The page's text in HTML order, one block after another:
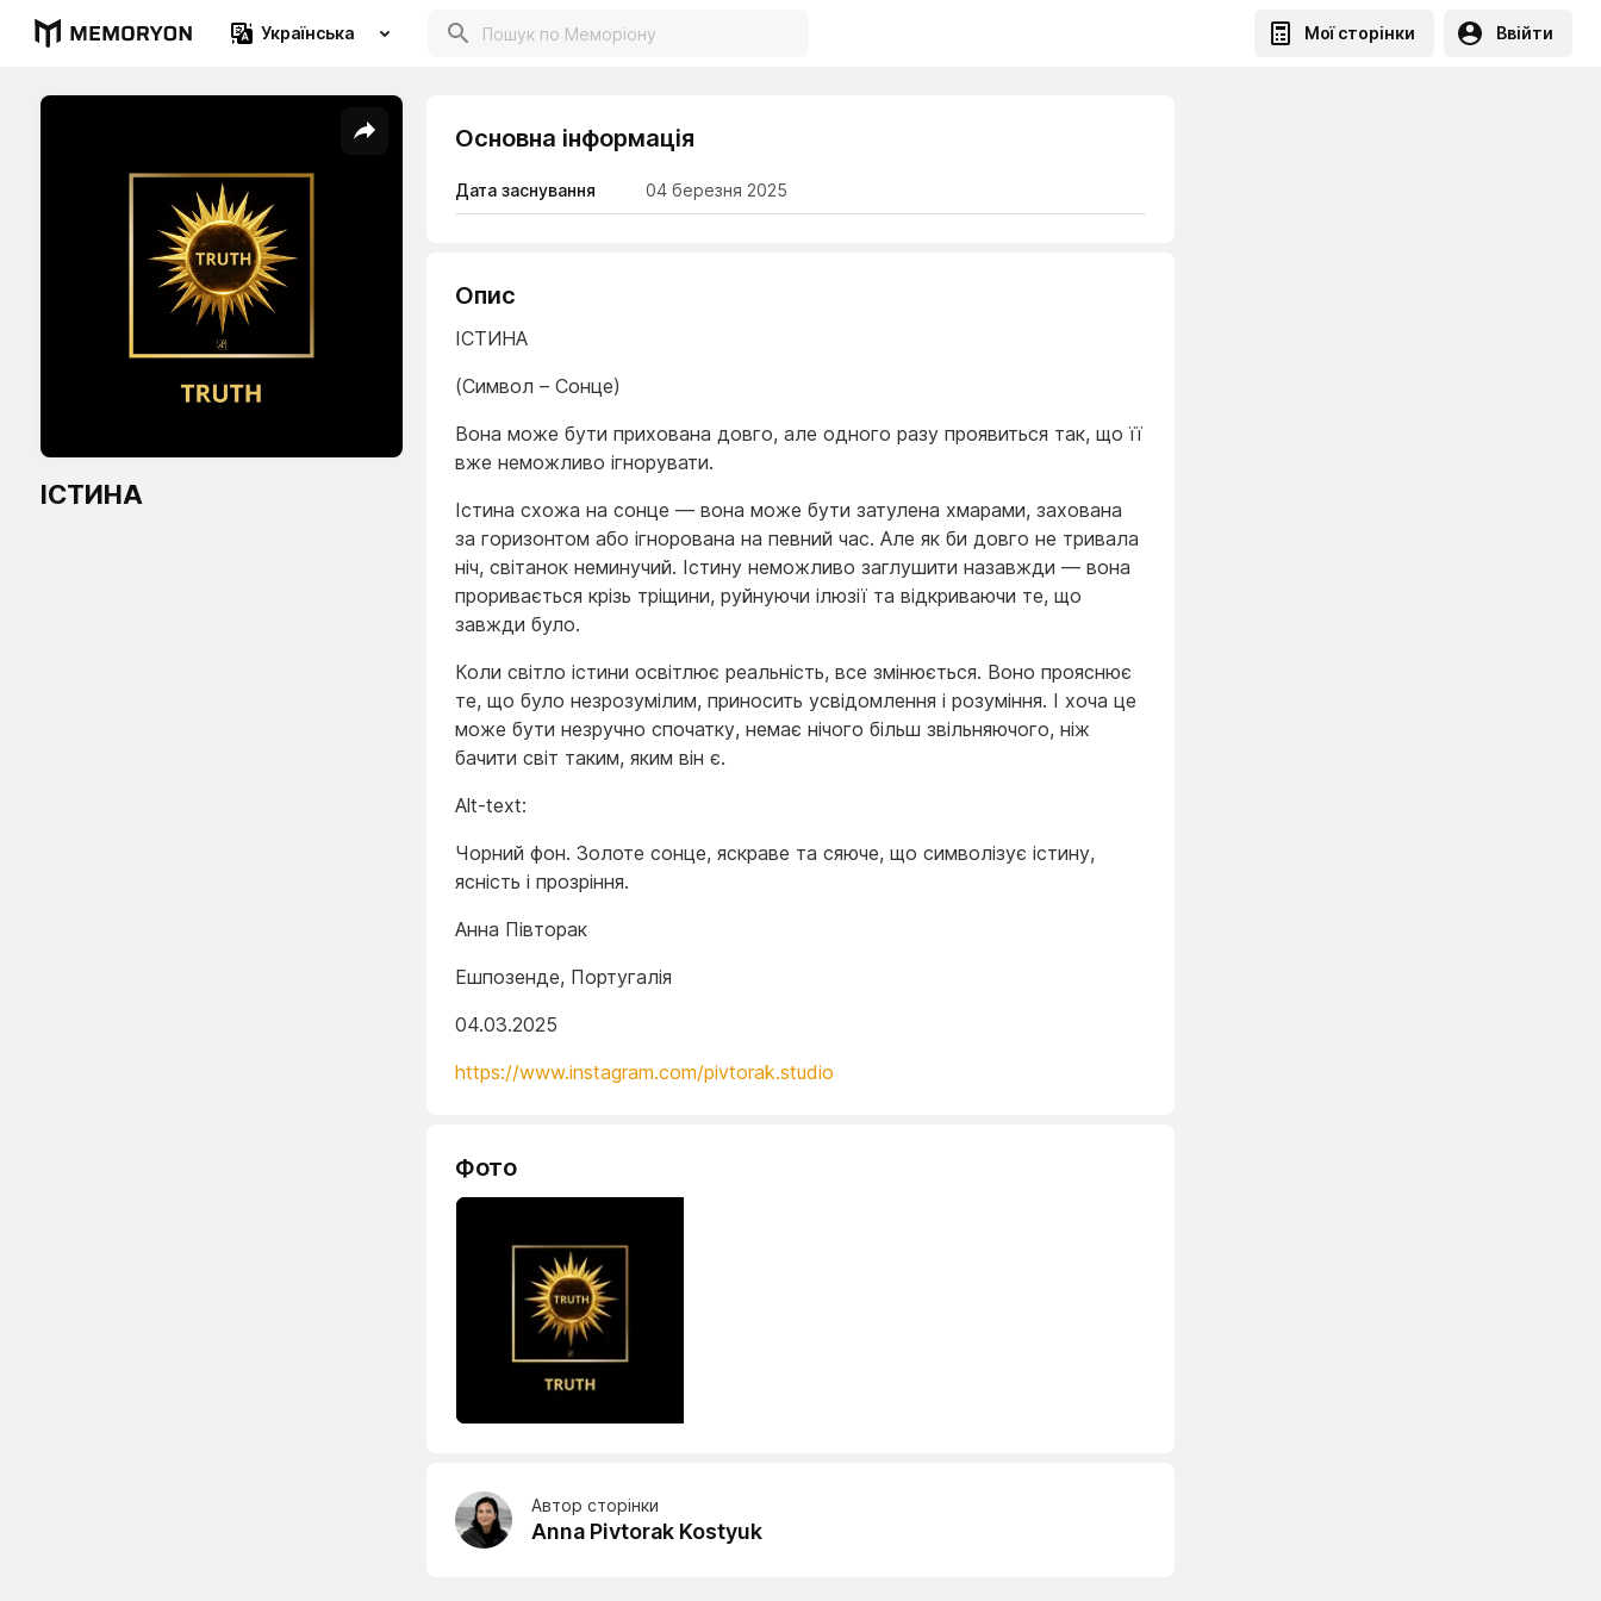
Українська Мої сторінки Ввійти
ІСТИНА
Основна інформація
Дата заснування 04 березня 2025
Опис
ІСТИНА
(Символ – Сонце)
Вона може бути прихована довго, але одного разу проявиться так, що її
вже неможливо ігнорувати.
Істина схожа на сонце — вона може бути затулена хмарами, захована
за горизонтом або ігнорована на певний час. Але як би довго не тривала
ніч, світанок неминучий. Істину неможливо заглушити назавжди — вона
проривається крізь тріщини, руйнуючи ілюзії та відкриваючи те, що
завжди було.
Коли світло істини освітлює реальність, все змінюється. Воно прояснює
те, що було незрозумілим, приносить усвідомлення і розуміння. І хоча це
може бути незручно спочатку, немає нічого більш звільняючого, ніж
бачити світ таким, яким він є.
Alt-text:
Чорний фон. Золоте сонце, яскраве та сяюче, що символізує істину,
ясність і прозріння.
Анна Півторак
Ешпозенде, Португалія
04.03.2025
https://www.instagram.com/pivtorak.studio
Фото
Автор сторінки
Anna Pivtorak Kostyuk